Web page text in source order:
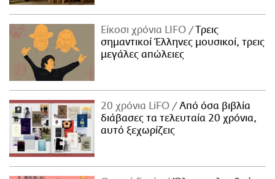
CITY GUIDE
ΑΜΠΑ
PRINT
Είκοσι χρόνια LIFO
Tρεις
σημαντικοί Έλληνες μουσικοί, τρεις
μεγάλες απώλειες
20 χρόνια LiFO
Από όσα βιβλία
διάβασες τα τελευταία 20 χρόνια,
αυτό ξεχωρίζεις